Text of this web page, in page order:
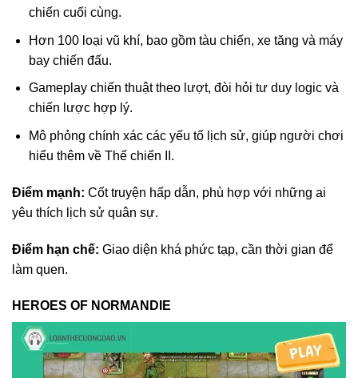
chiến cuối cùng.
Hơn 100 loại vũ khí, bao gồm tàu chiến, xe tăng và máy
bay chiến đấu.
Gameplay chiến thuật theo lượt, đòi hỏi tư duy logic và
chiến lược hợp lý.
Mô phỏng chính xác các yếu tố lịch sử, giúp người chơi
hiểu thêm về Thế chiến II.
Điểm mạnh: Cốt truyện hấp dẫn, phù hợp với những ai
yêu thích lịch sử quân sự.
Điểm hạn chế: Giao diện khá phức tạp, cần thời gian để
làm quen.
HEROES OF NORMANDIE